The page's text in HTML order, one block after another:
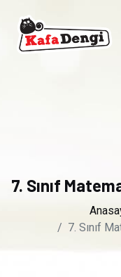
7. Sınıf
7. Sınıf